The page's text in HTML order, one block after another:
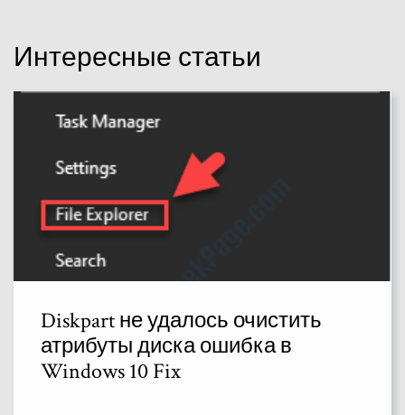
Интересные статьи
Diskpart не удалось очистить
атрибуты диска ошибка в
Windows 10 Fix